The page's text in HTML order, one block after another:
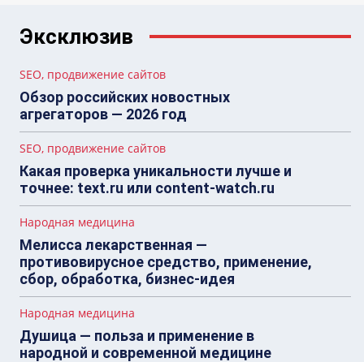
Эксклюзив
SEO, продвижение сайтов
Обзор российских новостных
агрегаторов — 2026 год
SEO, продвижение сайтов
Какая проверка уникальности лучше и
точнее: text.ru или content-watch.ru
Народная медицина
Мелисса лекарственная —
противовирусное средство, применение,
сбор, обработка, бизнес-идея
Народная медицина
Душица — польза и применение в
народной и современной медицине